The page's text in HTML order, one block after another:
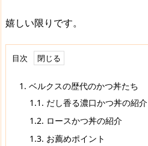
嬉しい限りです。
目次
1. ベルクスの歴代のかつ丼たち
1.1. だし香る濃口かつ丼の紹介
1.2. ロースかつ丼の紹介
1.3. お薦めポイント